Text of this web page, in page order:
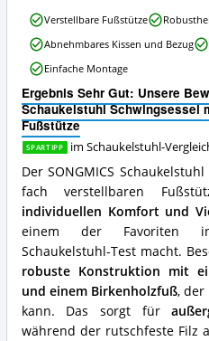
dieser
Schaukelstuhl
erhältlich?
Ergebnis Sehr Gut: Unsere
Schaukelstuhl Schwingsessel
Fußstütze
SPARTIPP im Schaukelstuhl-
Der SONGMICS
fach verstellbaren
individuellen Komfort und
einem der Favoriten
Schaukelstuhl-Test macht.
robuste Konstruktion mit
und einem Birkenholzfuß, der
kann. Das sorgt für
während der rutschfeste Filz
SONGMICS
Schaukelstuhl
Schwingsessel
mit
Fach
verstellbarer
Fußstütze
Vorteile:
Was
spricht
für
diesen
Schaukelstuhl?
Verstellbare Fußstütze
Abnehmbares Kissen und Bezug
Einfache Montage